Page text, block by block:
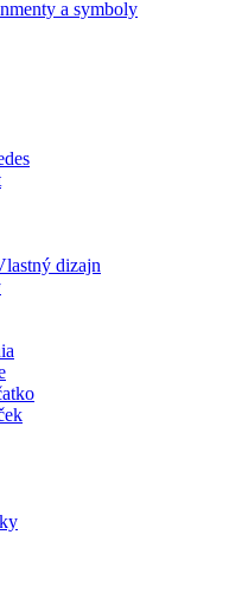
a symboly
dizajn